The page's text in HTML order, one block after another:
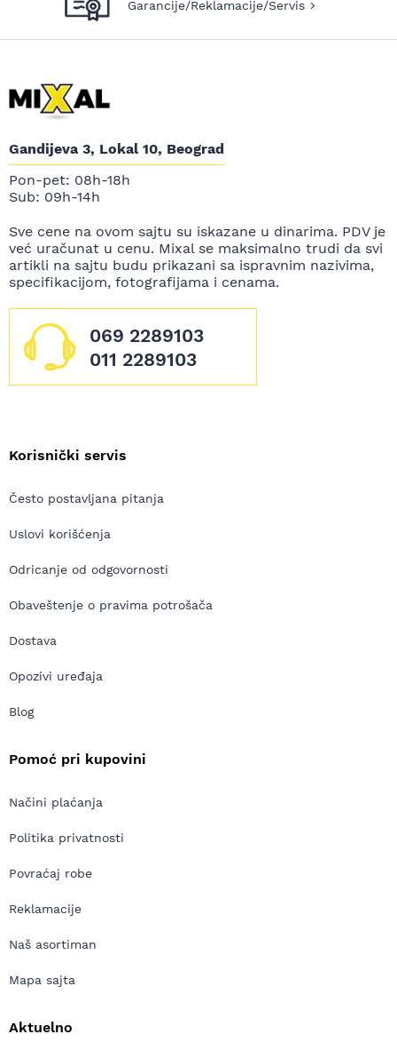
Garancije/Reklamacije/Servis
Gandijeva 3, Lokal 10, Beograd
Pon-pet: 08h-18h
Sub: 09h-14h
Sve cene na ovom sajtu su iskazane u dinarima. PDV je
već uračunat u cenu. Mixal se maksimalno trudi da svi
artikli na sajtu budu prikazani sa ispravnim nazivima,
specifikacijom, fotografijama i cenama.
069 2289103
011 2289103
Korisnički servis
Često postavljana pitanja
Uslovi korišćenja
Odricanje od odgovornosti
Obaveštenje o pravima potrošača
Dostava
Opozivi uređaja
Blog
Pomoć pri kupovini
Načini plaćanja
Politika privatnosti
Povraćaj robe
Reklamacije
Naš asortiman
Mapa sajta
Aktuelno